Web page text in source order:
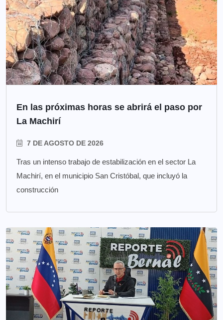
En las próximas horas se abrirá el paso por
La Machirí
7 DE AGOSTO DE 2026
Tras un intenso trabajo de estabilización en el sector La
Machirí, en el municipio San Cristóbal, que incluyó la
construcción